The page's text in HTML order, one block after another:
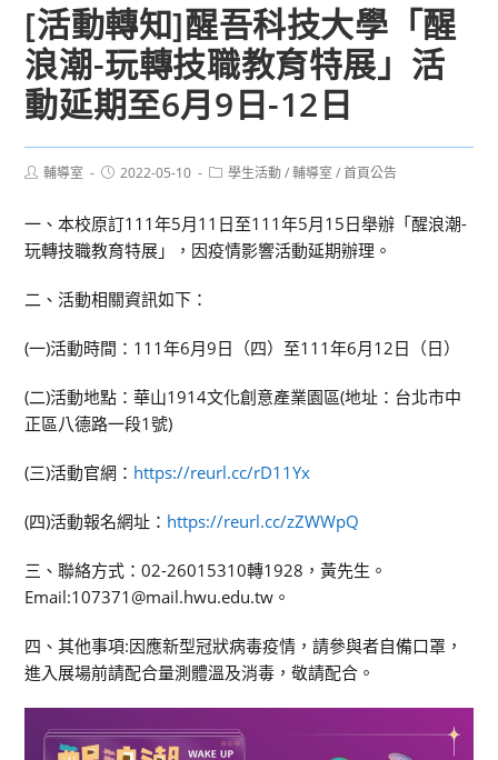
[活動轉知]醒吾科技大學「醒
浪潮-玩轉技職教育特展」活
動延期至6月9日-12日
Post輔導室
Post2022-05-10
Post學生活動 / 輔導室 / 首頁公告
一、本校原訂111年5月11日至111年5月15日舉辦「醒浪潮-
玩轉技職教育特展」，因疫情影響活動延期辦理。
二、活動相關資訊如下：
(一)活動時間：111年6月9日（四）至111年6月12日（日）
(二)活動地點：華山1914文化創意產業園區(地址：台北市中
正區八德路一段1號)
(三)活動官網： https://reurl.cc/rD11Yx
(四)活動報名網址： https://reurl.cc/zZWWpQ
三、聯絡方式：02-26015310轉1928，黃先生。
Email:107371@mail.hwu.edu.tw。
四、其他事項:因應新型冠狀病毒疫情，請參與者自備口罩，
進入展場前請配合量測體溫及消毒，敬請配合。